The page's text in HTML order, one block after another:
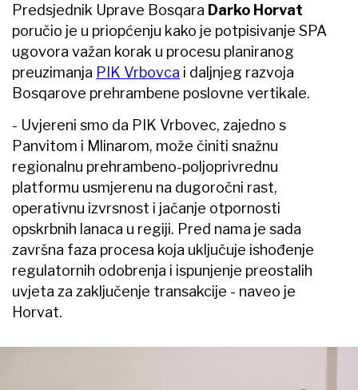
Predsjednik Uprave Bosqara Darko Horvat
poručio je u priopćenju kako je potpisivanje SPA
ugovora važan korak u procesu planiranog
preuzimanja PIK Vrbovca i daljnjeg razvoja
Bosqarove prehrambene poslovne vertikale.
- Uvjereni smo da PIK Vrbovec, zajedno s
Panvitom i Mlinarom, može činiti snažnu
regionalnu prehrambeno-poljoprivrednu
platformu usmjerenu na dugoročni rast,
operativnu izvrsnost i jačanje otpornosti
opskrbnih lanaca u regiji. Pred nama je sada
završna faza procesa koja uključuje ishođenje
regulatornih odobrenja i ispunjenje preostalih
uvjeta za zaključenje transakcije - naveo je
Horvat.